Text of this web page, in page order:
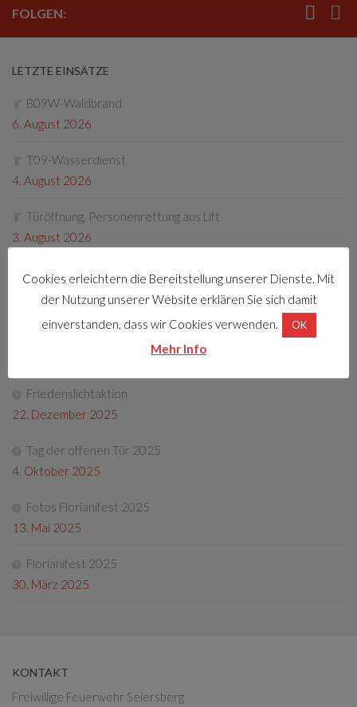
FOLGEN:
LETZTE EINSÄTZE
B09W-Waldbrand
6. August 2026
T09-Wasserdienst
4. August 2026
Türöffnung, Personenrettung aus Lift
3. August 2026
LETZTE BEITRÄGE
Friedenslichtaktion
22. Dezember 2025
Tag der offenen Tür 2025
4. Oktober 2025
Fotos Florianifest 2025
13. Mai 2025
Florianifest 2025
30. März 2025
KONTAKT
Freiwillige Feuerwehr Seiersberg
Cookies erleichtern die Bereitstellung unserer Dienste. Mit
der Nutzung unserer Website erklären Sie sich damit
einverstanden, dass wir Cookies verwenden.
OK
Mehr Info